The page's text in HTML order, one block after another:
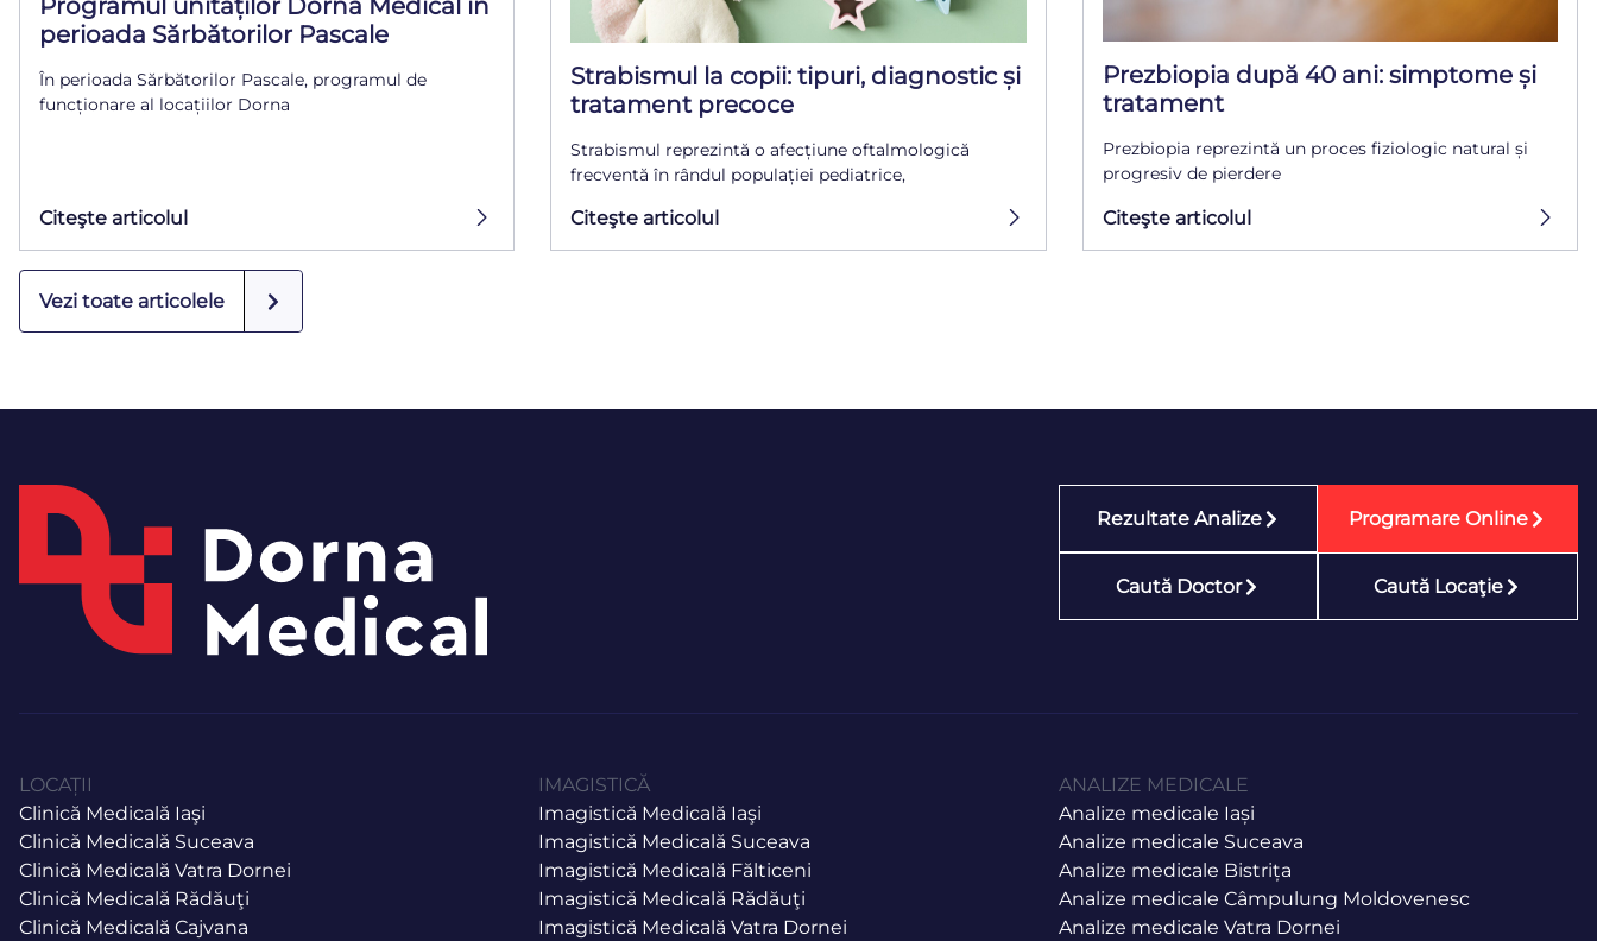
Programul unităților Dorna Medical în
perioada Sărbătorilor Pascale
În perioada Sărbătorilor Pascale, programul de
funcționare al locațiilor Dorna
Citeşte articolul
Strabismul la copii: tipuri, diagnostic și
tratament precoce
Strabismul reprezintă o afecțiune oftalmologică
frecventă în rândul populației pediatrice,
Citeşte articolul
Prezbiopia după 40 ani: simptome și
tratament
Prezbiopia reprezintă un proces fiziologic natural și
progresiv de pierdere
Citeşte articolul
Vezi toate articolele
Rezultate Analize Programare Online
Caută Doctor Caută Locaţie
LOCAȚII
Clinică Medicală Iaşi
Clinică Medicală Suceava
Clinică Medicală Vatra Dornei
Clinică Medicală Rădăuţi
Clinică Medicală Cajvana
IMAGISTICĂ
Imagistică Medicală Iaşi
Imagistică Medicală Suceava
Imagistică Medicală Fălticeni
Imagistică Medicală Rădăuţi
Imagistică Medicală Vatra Dornei
ANALIZE MEDICALE
Analize medicale Iași
Analize medicale Suceava
Analize medicale Bistrița
Analize medicale Câmpulung Moldovenesc
Analize medicale Vatra Dornei